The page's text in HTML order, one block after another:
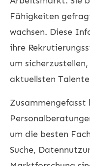
Fähigkeiten
wachsen. Diese
ihre
um
aktuellsten
Zusammengefasst
um die besten
Suche,